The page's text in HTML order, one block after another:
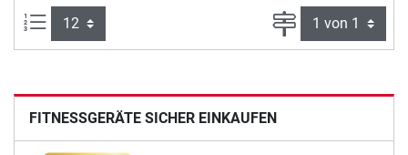
Artikel pro Seite: Seite
FITNESSGERÄTE SICHER EINKAUFEN